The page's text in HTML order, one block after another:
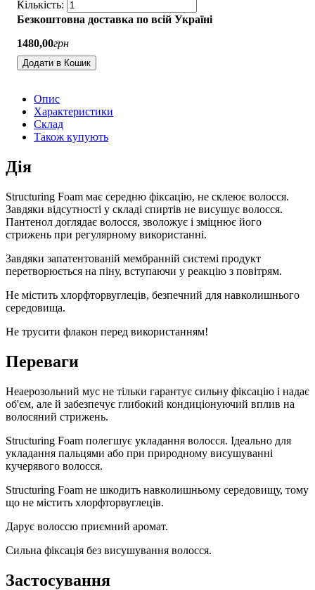
Безкоштовна доставка по всій Україні
1480,00грн
Додати в Кошик
Опис
Характеристики
Склад
Також купують
Дія
Structuring Foam має середню фіксацію, не склеює волосся.
Завдяки відсутності у складі спиртів не висушує волосся.
Пантенол доглядає волосся, зволожує і зміцнює його
стрижень при регулярному використанні.
Завдяки запатентованій мембранній системі продукт
перетворюється на піну, вступаючи у реакцію з повітрям.
Не містить хлорфторвуглеців, безпечний для навколишнього
середовища.
Не трусити флакон перед використанням!
Переваги
Неаерозольний мус не тільки гарантує сильну фіксацію і надає
об'єм, але й забезпечує глибокий кондиціонуючий вплив на
волосяний стрижень.
Structuring Foam полегшує укладання волосся. Ідеально для
укладання пальцями або при природному висушуванні
кучерявого волосся.
Structuring Foam не шкодить навколишньому середовищу, тому
що не містить хлорфторвуглеців.
Дарує волоссю приємний аромат.
Сильна фіксація без висушування волосся.
Застосування